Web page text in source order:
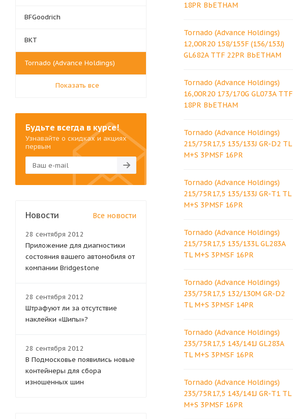
18PR ВЬЕТНАМ
Tornado (Advance Holdings)
12,00R20 158/155F (156/153J)
GL682A TTF 22PR ВЬЕТНАМ
Tornado (Advance Holdings)
16,00R20 173/170G GL073A TTF
18PR ВЬЕТНАМ
Tornado (Advance Holdings)
215/75R17,5 135/133J GR-D2 TL
M+S 3PMSF 16PR
Tornado (Advance Holdings)
215/75R17,5 135/133J GR-T1 TL
M+S 3PMSF 16PR
Tornado (Advance Holdings)
215/75R17,5 135/133L GL283A
TL M+S 3PMSF 16PR
Tornado (Advance Holdings)
235/75R17,5 132/130M GR-D2
TL M+S 3PMSF 14PR
Tornado (Advance Holdings)
235/75R17,5 143/141J GL283A
TL M+S 3PMSF 16PR
Tornado (Advance Holdings)
235/75R17,5 143/141J GR-T1 TL
M+S 3PMSF 16PR
BFGoodrich
BKT
Tornado (Advance Holdings)
Показать все
Будьте всегда в курсе!
Узнавайте о скидках и акциях
первым
Новости Все новости
28 сентября 2012
Приложение для диагностики
состояния вашего автомобиля от
компании Bridgestone
28 сентября 2012
Штрафуют ли за отсутствие
наклейки «Шипы»?
28 сентября 2012
В Подмосковье появились новые
контейнеры для сбора
изношенных шин